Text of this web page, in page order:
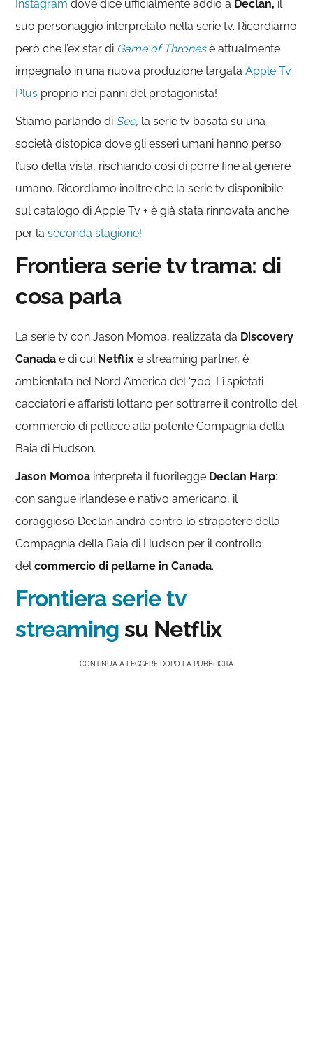
Instagram dove dice ufficialmente addio a Declan, il
suo personaggio interpretato nella serie tv. Ricordiamo
però che l’ex star di Game of Thronesè attualmente
impegnato in una nuova produzione targataApple Tv
Plus proprio nei panni del protagonista!
Stiamo parlando di See, la serie tv basata su una
società distopica dove gli esseri umani hanno perso
l’uso della vista, rischiando così di porre fine al genere
umano. Ricordiamo inoltre che la serie tv disponibile
sul catalogo di Apple Tv + è già stata rinnovata anche
per laseconda stagione!
Frontiera serie tv trama: di
cosa parla
La serie tv con Jason Momoa, realizzata da Discovery
Canada e di cui Netflix è streaming partner, è
ambientata nel Nord America del ‘700. Lì spietati
cacciatori e affaristi lottano per sottrarre il controllo del
commercio di pellicce alla potente Compagnia della
Baia di Hudson.
Jason Momoa interpreta il fuorilegge Declan Harp:
con sangue irlandese e nativo americano, il
coraggioso Declan andrà contro lo strapotere della
Compagnia della Baia di Hudson per il controllo
delcommercio di pellame in Canada.
Frontiera serie tv
streaming su Netflix
CONTINUA A LEGGERE DOPO LA PUBBLICITÀ